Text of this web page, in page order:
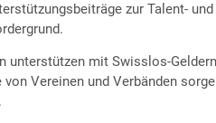
zur Talent-
unterstützen mit Swisslos-
Vereinen und Verbänden